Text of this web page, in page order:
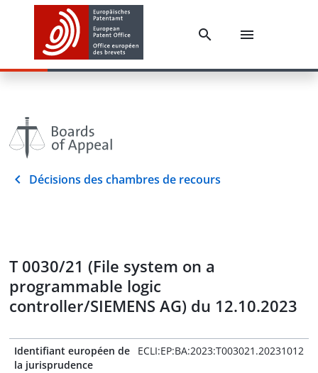
Décisions des chambres de recours
T 0030/21 (File system on a
programmable logic
controller/SIEMENS AG) du 12.10.2023
Identifiant européen de
la jurisprudence
ECLI:EP:BA:2023:T003021.20231012